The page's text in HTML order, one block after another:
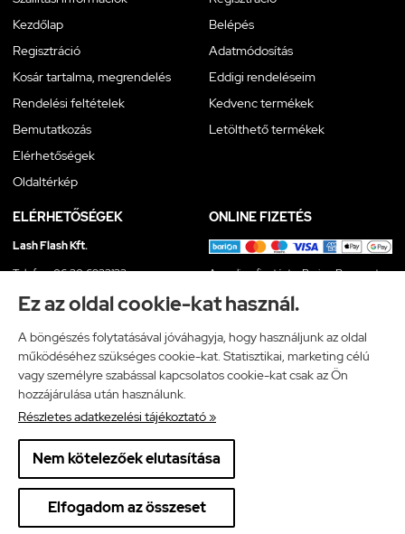
Ez az oldal cookie-kat használ.
A böngészés folytatásával jóváhagyja, hogy használjunk az oldal
működéséhez szükséges cookie-kat. Statisztikai, marketing célú
vagy személyre szabással kapcsolatos cookie-kat csak az Ön
hozzájárulása után használunk.
Részletes adatkezelési tájékoztató »
Nem kötelezőek elutasítása
Elfogadom az összeset
Kezdőlap
Regisztráció
Kosár tartalma, megrendelés
Rendelési feltételek
Bemutatkozás
Elérhetőségek
Oldaltérkép
Belépés
Adatmódosítás
Eddigi rendeléseim
Kedvenc termékek
Letölthető termékek
ELÉRHETŐSÉGEK
Lash Flash Kft.
Telefon: 06 30 6933133
ONLINE FIZETÉS
Az online fizetést a Barion Payment
H-EN-I-1064/2013
LASHFLASH.HU
ÁSZF
Adatkezelési tájékoztató
Ajánlott termék
Akciós Lash Flash műszempilla 0.07
Részletek »